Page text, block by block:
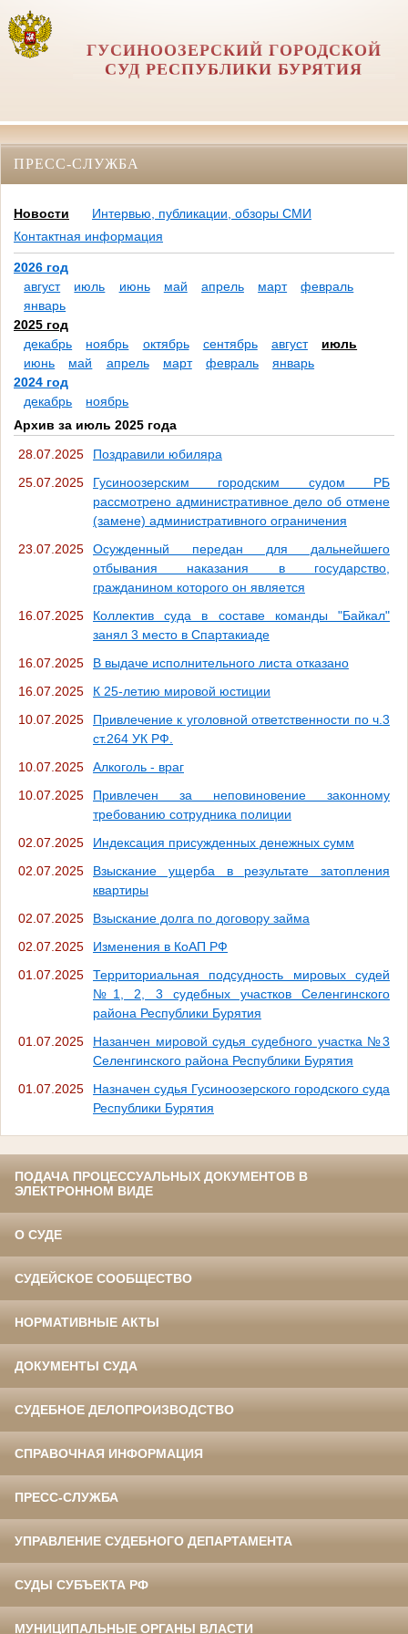
ГУСИНООЗЕРСКИЙ ГОРОДСКОЙ
СУД РЕСПУБЛИКИ БУРЯТИЯ
ПРЕСС-СЛУЖБА
Новости
Интервью, публикации, обзоры СМИ
Контактная информация
2026 год
август
июль июнь май апрель март
февраль
январь
2025 год
декабрь
ноябрь октябрь сентябрь август
июль
июнь
май апрель март февраль
январь
2024 год
декабрь
ноябрь
Архив за июль 2025 года
28.07.2025
Поздравили юбиляра
25.07.2025
Гусиноозерским городским судом РБ
рассмотрено административное дело об отмене
(замене) административного ограничения
23.07.2025
Осужденный передан для дальнейшего
отбывания наказания в государство,
гражданином которого он является
16.07.2025
Коллектив суда в составе команды "Байкал"
занял 3 место в Спартакиаде
16.07.2025
В выдаче исполнительного листа отказано
16.07.2025
К 25-летию мировой юстиции
10.07.2025
Привлечение к уголовной ответственности по ч.3
ст.264 УК РФ.
10.07.2025
Алкоголь - враг
10.07.2025
Привлечен за неповиновение законному
требованию сотрудника полиции
02.07.2025
Индексация присужденных денежных сумм
02.07.2025
Взыскание ущерба в результате затопления
квартиры
02.07.2025
Взыскание долга по договору займа
02.07.2025
Изменения в КоАП РФ
01.07.2025
Территориальная подсудность мировых судей
№1, 2, 3 судебных участков Селенгинского
района Республики Бурятия
01.07.2025
Назанчен мировой судья судебного участка №3
Селенгинского района Республики Бурятия
01.07.2025
Назначен судья Гусиноозерского городского суда
Республики Бурятия
ПОДАЧА ПРОЦЕССУАЛЬНЫХ ДОКУМЕНТОВ В
ЭЛЕКТРОННОМ ВИДЕ
О СУДЕ
СУДЕЙСКОЕ СООБЩЕСТВО
НОРМАТИВНЫЕ АКТЫ
ДОКУМЕНТЫ СУДА
СУДЕБНОЕ ДЕЛОПРОИЗВОДСТВО
СПРАВОЧНАЯ ИНФОРМАЦИЯ
ПРЕСС-СЛУЖБА
УПРАВЛЕНИЕ СУДЕБНОГО ДЕПАРТАМЕНТА
СУДЫ СУБЪЕКТА РФ
МУНИЦИПАЛЬНЫЕ ОРГАНЫ ВЛАСТИ